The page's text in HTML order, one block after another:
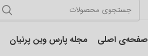
صفحه‌ی اصلی مجله پارس وین پرنیان